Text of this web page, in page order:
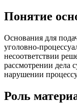
Понятие
Основания для
уголовно-
несоответствии
рассмотрении дела
нарушении
Роль